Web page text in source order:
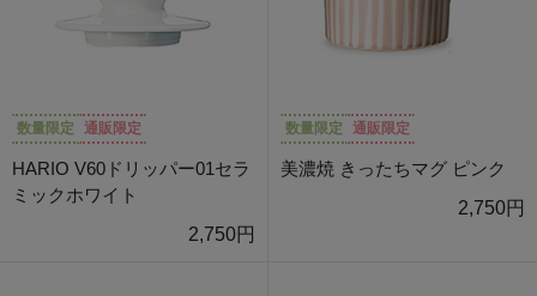
数量限定 通販限定
HARIO V60ドリッパー01セラ
ミックホワイト
2,750円
数量限定 通販限定
美濃焼 きったちマグ ピンク
2,750円